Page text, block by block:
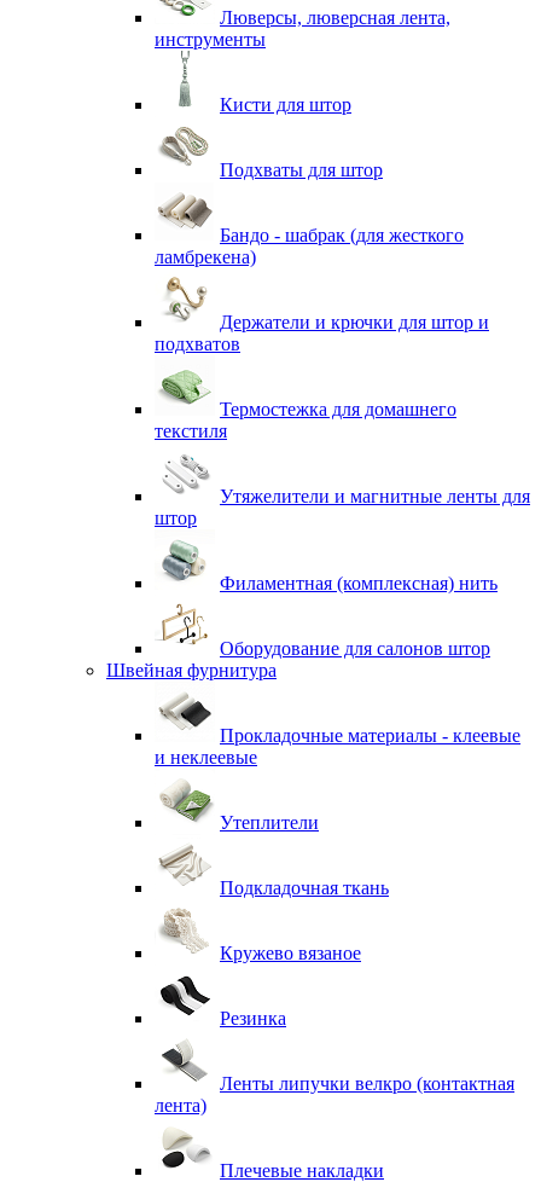
Люверсы, люверсная лента,
инструменты
Кисти для штор
Подхваты для штор
Бандо - шабрак (для жесткого
ламбрекена)
Держатели и крючки для штор и
подхватов
Термостежка для домашнего
текстиля
Утяжелители и магнитные ленты для
штор
Филаментная (комплексная) нить
Оборудование для салонов штор
Швейная фурнитура
Прокладочные материалы - клеевые
и неклеевые
Утеплители
Подкладочная ткань
Кружево вязаное
Резинка
Ленты липучки велкро (контактная
лента)
Плечевые накладки